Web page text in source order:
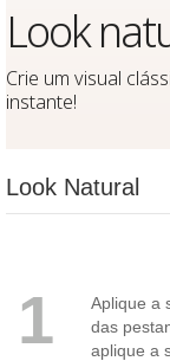
Look
Crie um visual
instante!
Look Natural
1 Aplique a
das
aplique a